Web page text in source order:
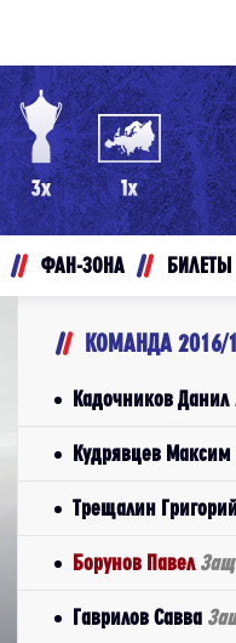
ФАН-ЗОНА БИЛЕТЫ
КОМАНДА 2016/
Кадочников Данил
Кудрявцев Максим
Трещалин
Борунов Павел
Гаврилов Савва